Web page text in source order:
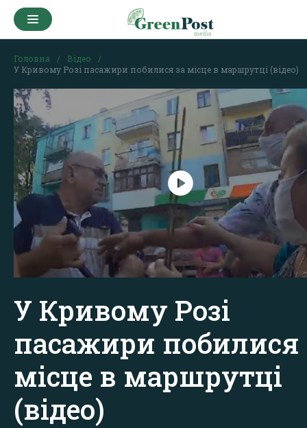
Головна
Відео
У Кривому Розі пасажири побилися за місце в маршрутці (відео)
У Кривому Розі
пасажири побилися
місце в маршрутці
(відео)